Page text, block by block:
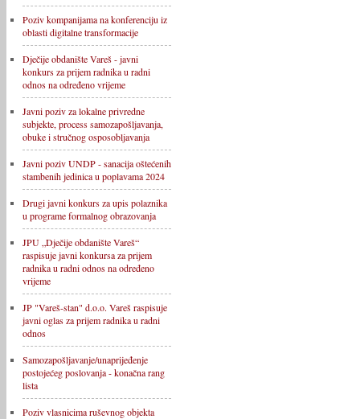
Poziv kompanijama na konferenciju iz
oblasti digitalne transformacije
Dječije obdanište Vareš - javni
konkurs za prijem radnika u radni
odnos na određeno vrijeme
Javni poziv za lokalne privredne
subjekte, process samozapošljavanja,
obuke i stručnog osposobljavanja
Javni poziv UNDP - sanacija oštećenih
stambenih jedinica u poplavama 2024
Drugi javni konkurs za upis polaznika
u programe formalnog obrazovanja
JPU „Dječije obdanište Vareš“
raspisuje javni konkursa za prijem
radnika u radni odnos na određeno
vrijeme
JP "Vareš-stan" d.o.o. Vareš raspisuje
javni oglas za prijem radnika u radni
odnos
Samozapošljavanje/unaprijeđenje
postojećeg poslovanja - konačna rang
lista
Poziv vlasnicima ruševnog objekta